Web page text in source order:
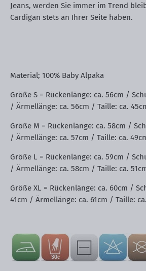
Jeans, werden Sie immer im Trend
Cardigan stets an Ihrer Seite haben.
Material; 100% Baby Alpaka
Größe S = Rückenlänge: ca. 56cm /
/ Ärmellänge: ca. 56cm / Taille: ca.
Größe M = Rückenlänge: ca. 58cm /
/ Ärmellänge: ca. 57cm / Taille: ca.
Größe L = Rückenlänge: ca. 59cm /
/ Ärmellänge: ca. 58cm / Taille: ca.
Größe XL = Rückenlänge: ca. 60cm /
41cm / Ärmellänge: ca. 61cm / Taille: